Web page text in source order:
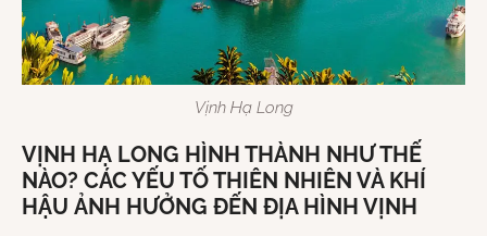
Vịnh Hạ Long
VỊNH HẠ LONG HÌNH THÀNH NHƯ THẾ
NÀO? CÁC YẾU TỐ THIÊN NHIÊN VÀ KHÍ
HẬU ẢNH HƯỞNG ĐẾN ĐỊA HÌNH VỊNH